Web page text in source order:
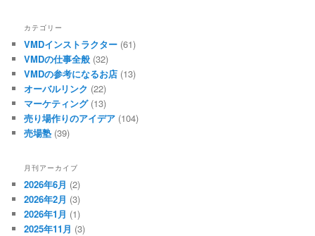
カテゴリー
VMDインストラクター (61)
VMDの仕事全般 (32)
VMDの参考になるお店 (13)
オーバルリンク (22)
マーケティング(13)
売り場作りのアイデア (104)
売場塾 (39)
月刊アーカイブ
2026年6月 (2)
2026年2月 (3)
2026年1月 (1)
2025年11月 (3)